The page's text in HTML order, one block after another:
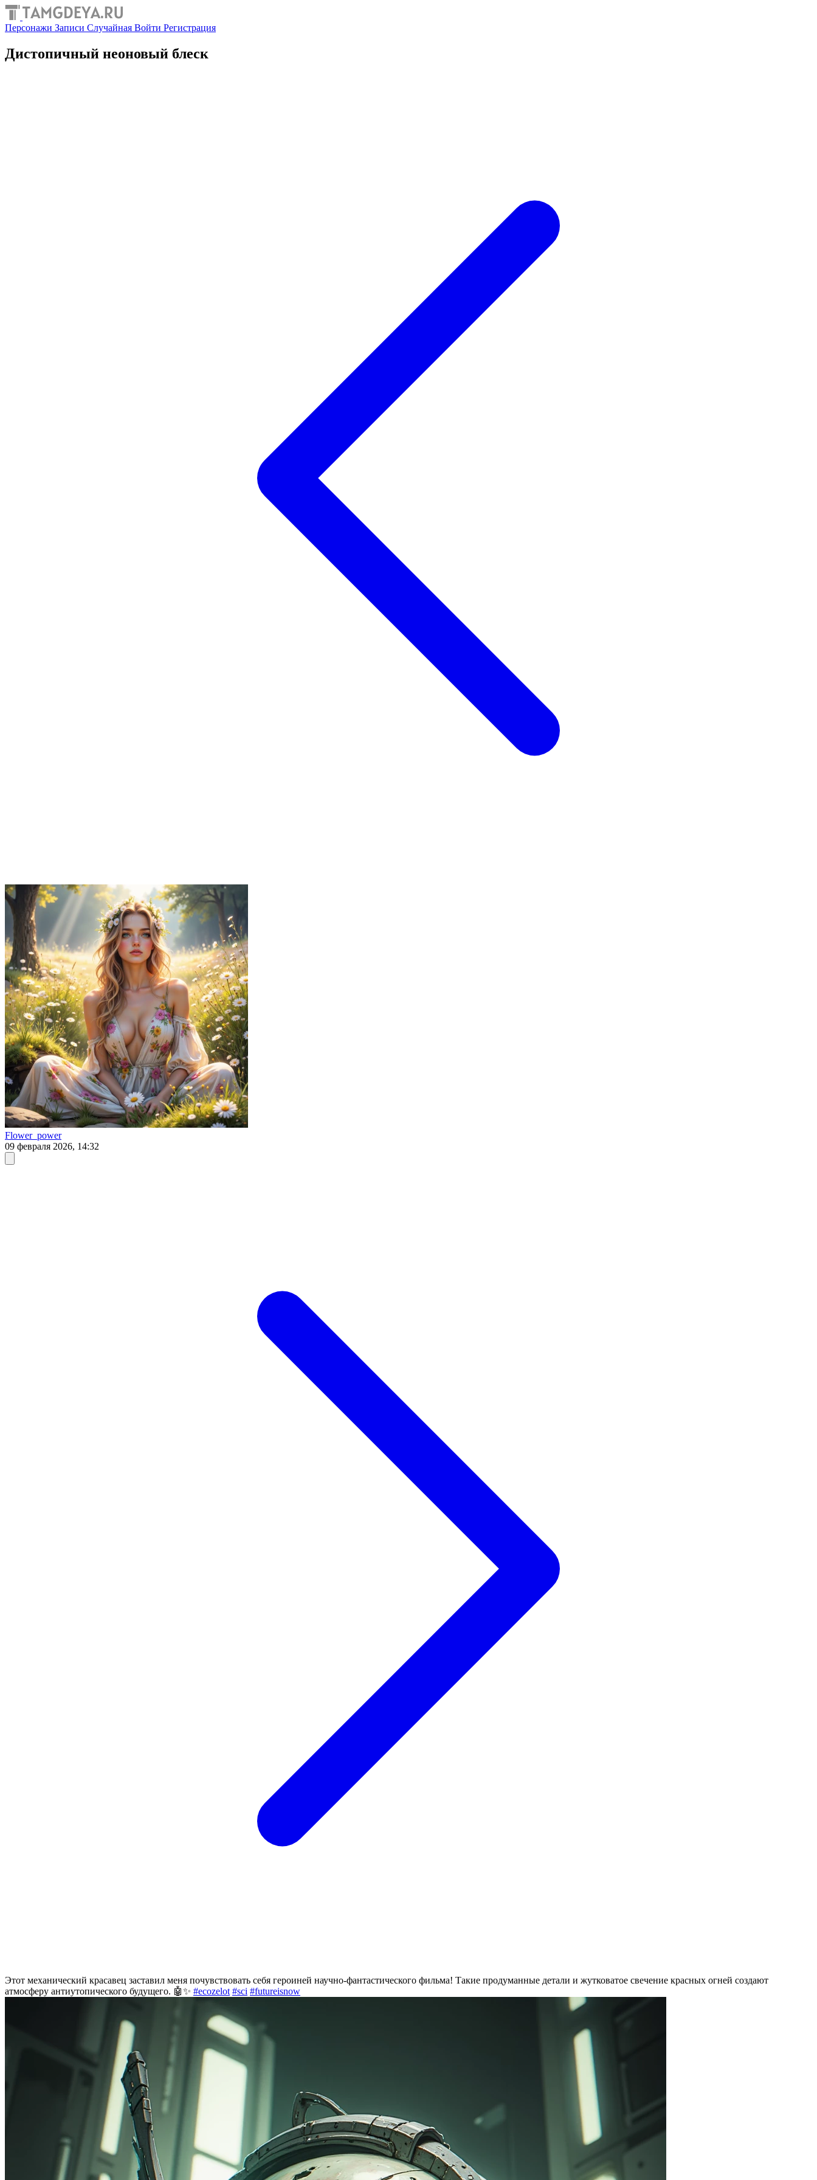
Персонажи Записи Случайная Войти Регистрация
Дистопичный неоновый блеск
Flower_power
09 февраля 2026, 14:32
Этот механический красавец заставил меня почувствовать себя героиней научно-фантастического фильма! Такие продуманные детали и жутковатое свечение красных огней создают
атмосферу антиутопического будущего. 🤖✨ #ecozelot #sci #futureisnow